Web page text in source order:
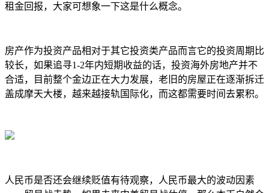
租金回报，大家可想象一下这是什么概念。
房产作为投资产品相对于其它投资类产品而言它的投资周期比
较长，如果追寻1-2年内短期收益的话，投资海外房地产并不
合适，目前整个金边正在大力发展，老旧的房屋正在逐渐拆迁
盖成摩天大楼，越来越接轨国际化，而这都需要时间去累积。
人民币是否还会继续贬值有待观察，人民币最大的波动因素